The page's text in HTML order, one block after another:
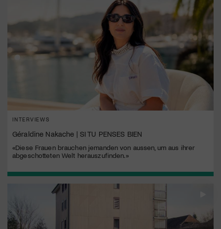
INTERVIEWS
Géraldine Nakache | SI TU PENSES BIEN
«Diese Frauen brauchen jemanden von aussen, um aus ihrer
abgeschotteten Welt herauszufinden.»